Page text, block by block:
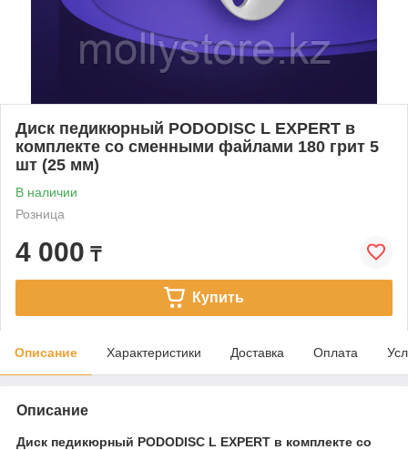
Диск педикюрный PODODISC L EXPERT в
комплекте со сменными файлами 180 грит 5
шт (25 мм)
В наличии
Розница
4 000 ₸
Купить
Описание Характеристики Доставка Оплата
Описание
Диск педикюрный PODODISC L EXPERT в комплекте со